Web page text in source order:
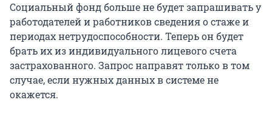
Социальный фонд больше не будет запрашивать у
работодателей и работников сведения о стаже и
периодах нетрудоспособности. Теперь он будет
брать их из индивидуального лицевого счета
застрахованного. Запрос направят только в том
случае, если нужных данных в системе не
окажется.